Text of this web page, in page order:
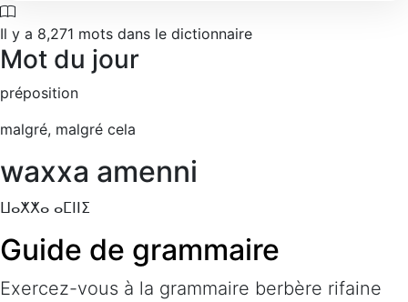
Il y a 8,271 mots dans le dictionnaire
Mot du jour
préposition
malgré, malgré cela
waxxa amenni
ⵡⴰⵅⵅⴰ ⴰⵎⵏⵏⵉ
Guide de grammaire
Exercez-vous à la grammaire berbère rifaine